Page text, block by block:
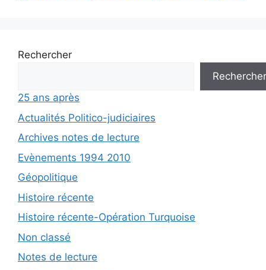
Rechercher
Rechercher
25 ans après
Actualités Politico-judiciaires
Archives notes de lecture
Evènements 1994 2010
Géopolitique
Histoire récente
Histoire récente-Opération Turquoise
Non classé
Notes de lecture